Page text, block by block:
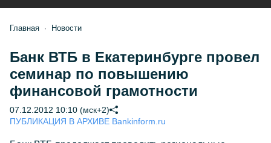
Главная Новости
Банк ВТБ в Екатеринбурге провел
семинар по повышению
финансовой грамотности
07.12.2012 10:10 (мск+2)
ПУБЛИКАЦИЯ В АРХИВЕ Bankinform.ru